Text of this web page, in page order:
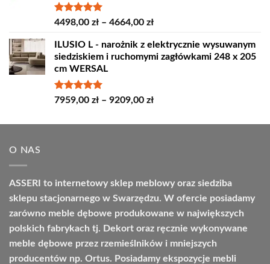
4809,00 zł
Oceniono
4498,00 zł – 4664,00 złZakres
od
4498,00 zł
ILUSIO L - narożnik z elektrycznie wysuwanym
siedziskiem i ruchomymi zagłówkami 248 x 205
cm WERSAL
Oceniono
7959,00 zł – 9209,00 złZakres
od
O NAS
ASSERI to internetowy sklep meblowy oraz siedziba
sklepu stacjonarnego w Swarzędzu. W ofercie posiadamy
zarówno meble dębowe produkowane w największych
polskich fabrykach tj. Dekort oraz ręcznie wykonywane
meble dębowe przez rzemieślników i mniejszych
producentów np. Ortus. Posiadamy ekspozycje mebli